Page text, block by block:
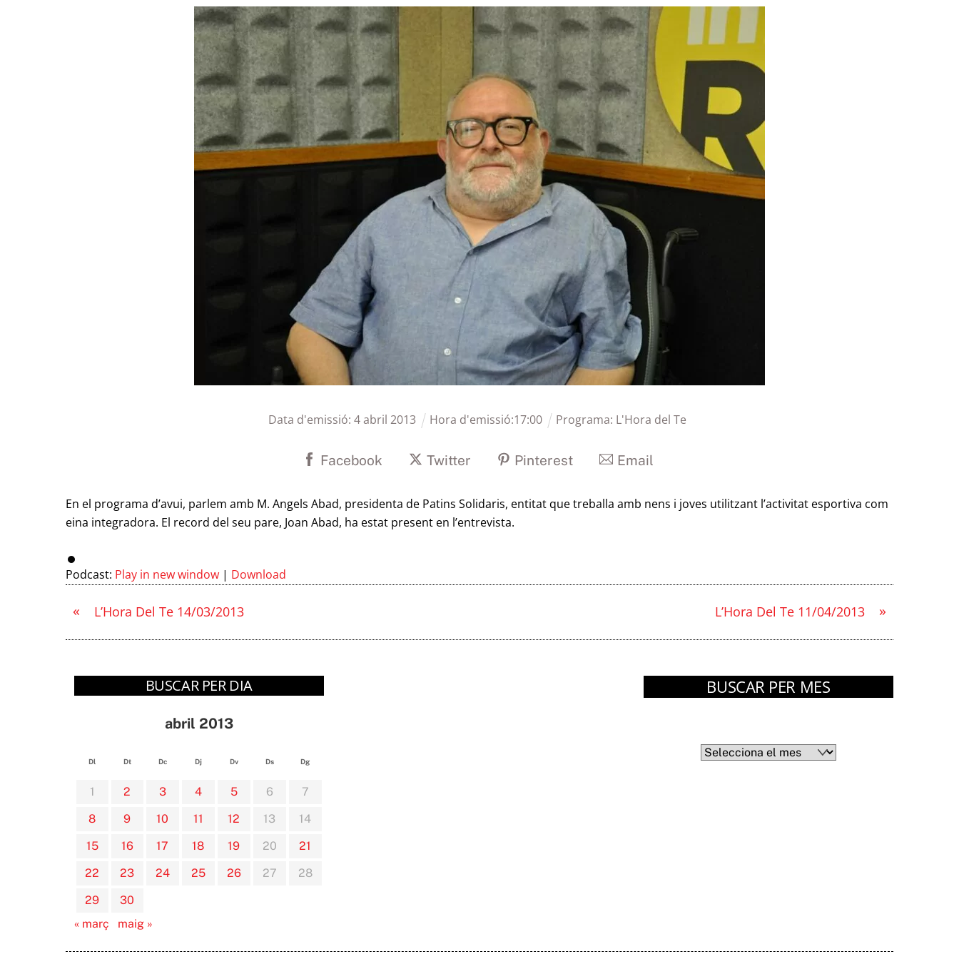
Data d'emissió:4abril 2013 Hora d'emissió:17:00 Programa: L'Hora del Te
Facebook Twitter Pinterest Email
En el programa d’avui, parlem amb M. Angels Abad, presidenta de Patins Solidaris, entitat que treballa amb nens i joves utilitzant l’activitat esportiva com
eina integradora. El record del seu pare, Joan Abad, ha estat present en l’entrevista.
Podcast: Play in new window | Download
« L’Hora Del Te 14/03/2013 »
L’Hora Del Te 11/04/2013
BUSCAR PER DIA
abril 2013
Dl Dt Dc Dj Dv Ds Dg
1 2 3 4 5 6
7
8
9 10 11 12 13
14
15
16 17 18 19 20
21
22
23 24 25 26 27
28
29
30
« març
maig »
BUSCAR PER MES
Arxius